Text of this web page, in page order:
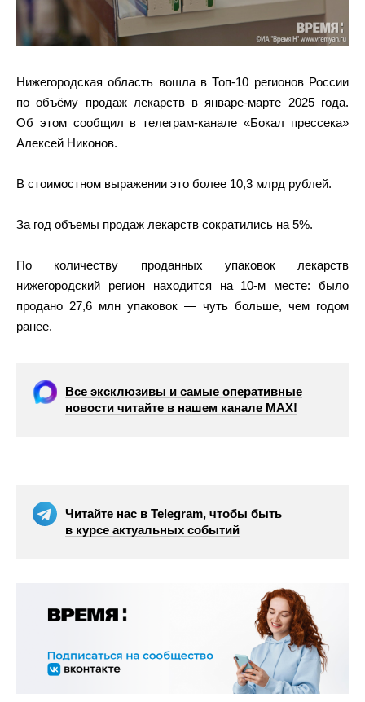
Нижегородская область вошла в Топ-10 регионов России
по объёму продаж лекарств в январе-марте 2025 года.
Об этом сообщил в телеграм-канале «Бокал прессека»
Алексей Никонов.
В стоимостном выражении это более 10,3 млрд рублей.
За год объемы продаж лекарств сократились на 5%.
По количеству проданных упаковок лекарств
нижегородский регион находится на 10-м месте: было
продано 27,6 млн упаковок — чуть больше, чем годом
ранее.
Все эксклюзивы и самые оперативные
новости читайте в нашем канале МАХ!
Читайте нас в Telegram, чтобы быть
в курсе актуальных событий